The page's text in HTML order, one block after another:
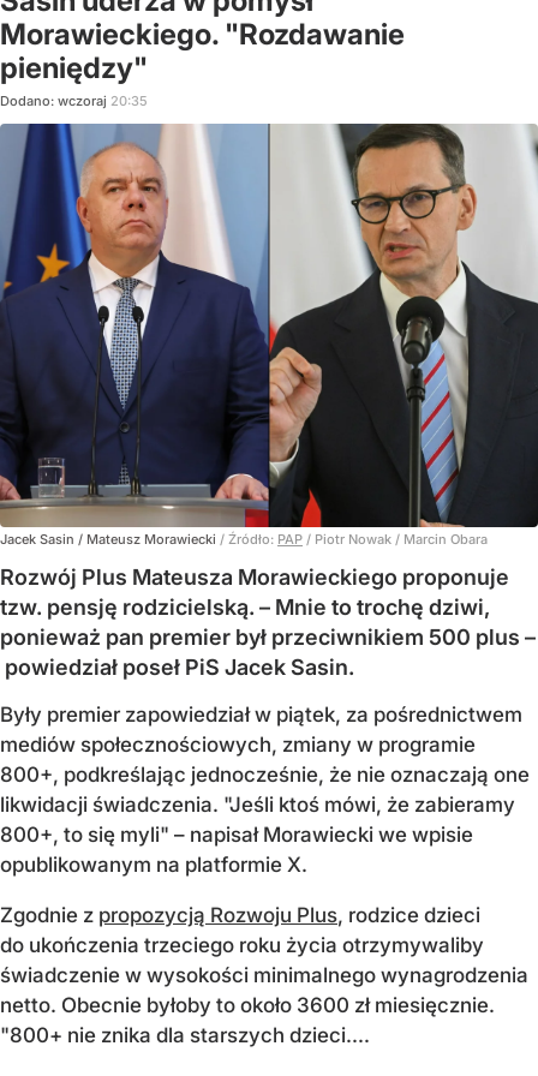
Morawieckiego. "Rozdawanie
pieniędzy"
Dodano: wczoraj 20:35
Jacek Sasin / Mateusz Morawiecki / Źródło: PAP / Piotr Nowak / Marcin Obara
Rozwój Plus Mateusza Morawieckiego proponuje
tzw. pensję rodzicielską. – Mnie to trochę dziwi,
ponieważ pan premier był przeciwnikiem 500 plus –
powiedział poseł PiS Jacek Sasin.
Były premier zapowiedział w piątek, za pośrednictwem
mediów społecznościowych, zmiany w programie
800+, podkreślając jednocześnie, że nie oznaczają one
likwidacji świadczenia. "Jeśli ktoś mówi, że zabieramy
800+, to się myli" – napisał Morawiecki we wpisie
opublikowanym na platformie X.
Zgodnie z propozycją Rozwoju Plus, rodzice dzieci
do ukończenia trzeciego roku życia otrzymywaliby
świadczenie w wysokości minimalnego wynagrodzenia
netto. Obecnie byłoby to około 3600 zł miesięcznie.
"800+ nie znika dla starszych dzieci....